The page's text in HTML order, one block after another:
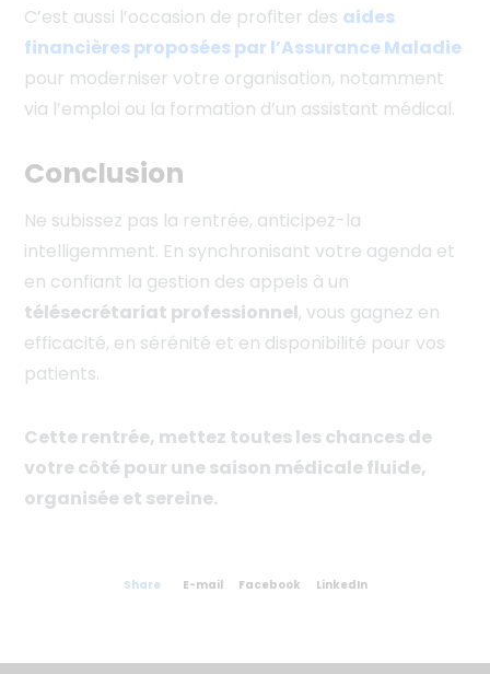
C’est aussi l’occasion de profiter des aides
financières proposées par l’Assurance Maladie
pour moderniser votre organisation, notamment
via l’emploi ou la formation d’un assistant médical.
Conclusion
Ne subissez pas la rentrée, anticipez-la
intelligemment. En synchronisant votre agenda et
en confiant la gestion des appels à un
télésecrétariat professionnel, vous gagnez en
efficacité, en sérénité et en disponibilité pour vos
patients.
Cette rentrée, mettez toutes les chances de
votre côté pour une saison médicale fluide,
organisée et sereine.
Share E-mail Facebook LinkedIn